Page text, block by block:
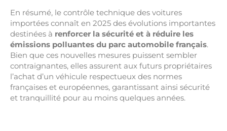
En résumé, le contrôle technique des voitures
importées connaît en 2025 des évolutions importantes
destinées à renforcer la sécurité et à réduire les
émissions polluantes du parc automobile français.
Bien que ces nouvelles mesures puissent sembler
contraignantes, elles assurent aux futurs propriétaires
l’achat d’un véhicule respectueux des normes
françaises et européennes, garantissant ainsi sécurité
et tranquillité pour au moins quelques années.